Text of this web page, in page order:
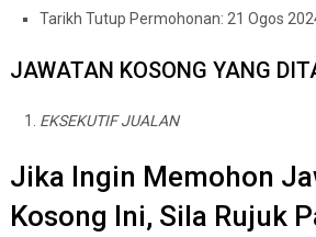
Tarikh Tutup Permohonan: 21 Ogos
JAWATAN KOSONG YANG
EKSEKUTIF JUALAN
Jika Ingin Memohon
Kosong Ini, Sila Rujuk